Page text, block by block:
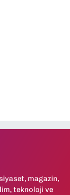
magazin,
teknoloji ve